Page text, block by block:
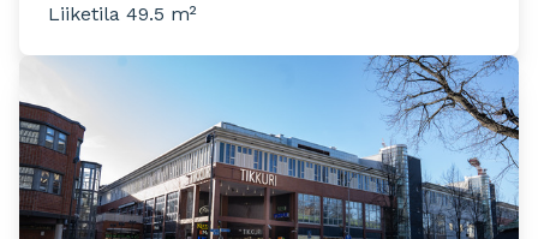
Liiketila 49.5 m²